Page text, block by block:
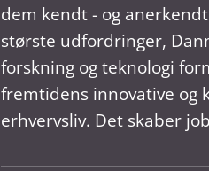
dem kendt - og
største udfordringer,
forskning og teknologi
fremtidens innovative og
erhvervsliv. Det skaber